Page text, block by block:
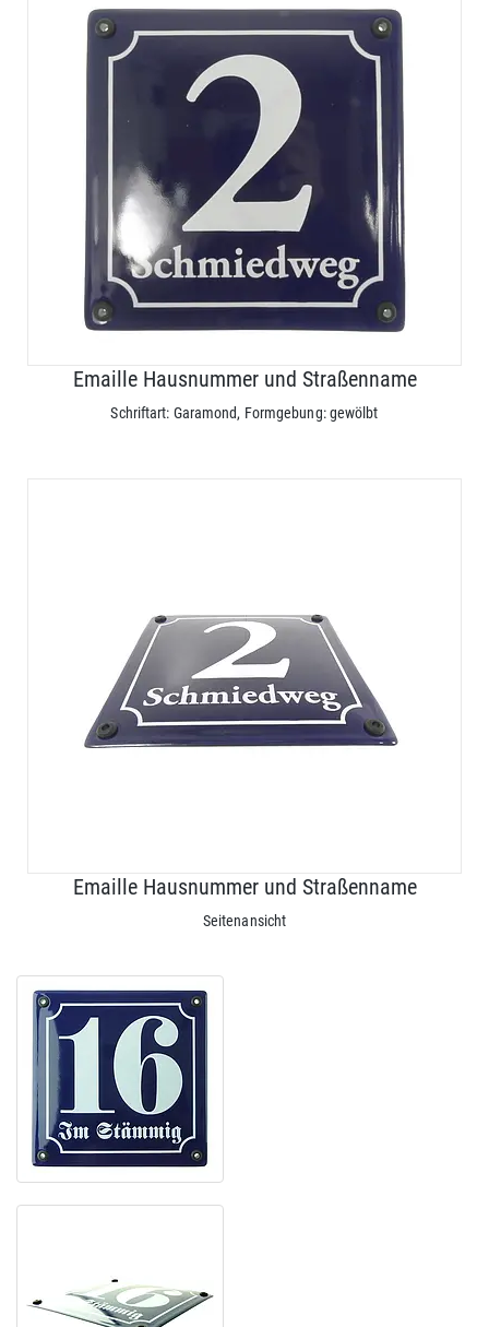
Emaille Hausnummer und Straßenname
Schriftart: Garamond, Formgebung: gewölbt
Emaille Hausnummer und Straßenname
Seitenansicht